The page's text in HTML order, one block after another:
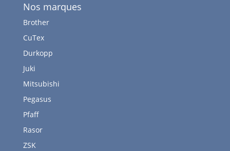
Nos marques
Brother
CuTex
Durkopp
Juki
Mitsubishi
Pegasus
Pfaff
Rasor
ZSK